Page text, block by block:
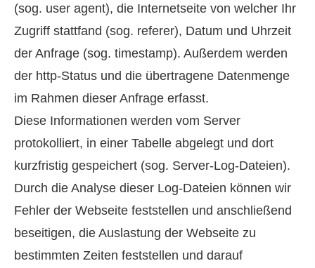
(sog. user agent), die Internetseite von welcher Ihr
Zugriff stattfand (sog. referer), Datum und Uhrzeit
der Anfrage (sog. timestamp). Außerdem werden
der http-Status und die übertragene Datenmenge
im Rahmen dieser Anfrage erfasst.
Diese Informationen werden vom Server
protokolliert, in einer Tabelle abgelegt und dort
kurzfristig gespeichert (sog. Server-Log-Dateien).
Durch die Analyse dieser Log-Dateien können wir
Fehler der Webseite feststellen und anschließend
beseitigen, die Auslastung der Webseite zu
bestimmten Zeiten feststellen und darauf